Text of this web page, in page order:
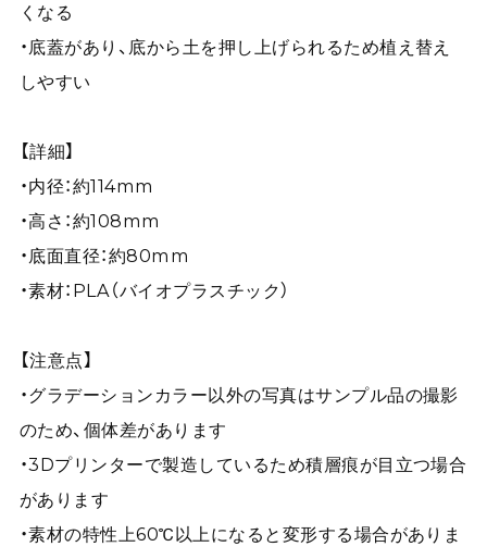
くなる
・底蓋があり、底から土を押し上げられるため植え替え
しやすい
【詳細】
・内径：約114mm
・高さ：約108mm
・底面直径：約80mm
・素材：PLA（バイオプラスチック）
【注意点】
・グラデーションカラー以外の写真はサンプル品の撮影
のため、個体差があります
・3Dプリンターで製造しているため積層痕が目立つ場合
があります
・素材の特性上60℃以上になると変形する場合がありま